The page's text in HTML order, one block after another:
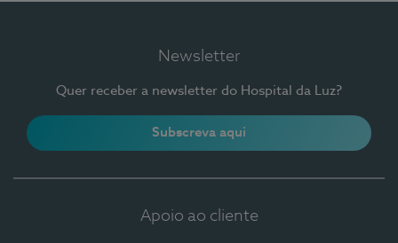
Newsletter
Quer receber a newsletter do Hospital da Luz?
Subscreva aqui
Apoio ao cliente